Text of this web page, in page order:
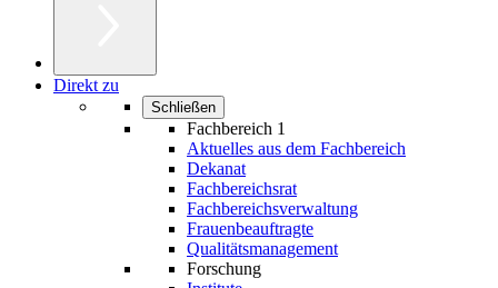
Direkt zu
Schließen
Fachbereich 1
Aktuelles aus dem Fachbereich
Dekanat
Fachbereichsrat
Fachbereichsverwaltung
Frauenbeauftragte
Qualitätsmanagement
Forschung